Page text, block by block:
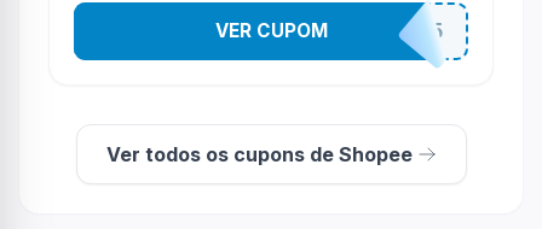
STES2525
VER CUPOM
Ver todos os cupons de Shopee